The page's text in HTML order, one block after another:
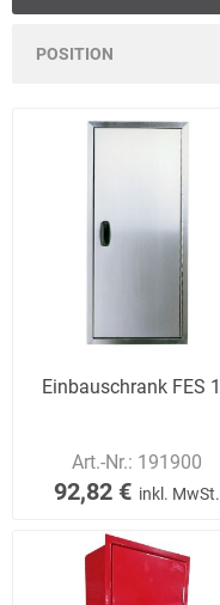
Einbauschrank FES
Art.-Nr.: 191900
92,82 € inkl. MwSt.